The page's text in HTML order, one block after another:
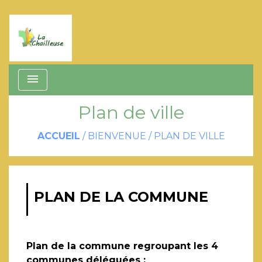
menu
Plan de ville
ACCUEIL / BIENVENUE / PLAN DE VILLE
PLAN DE LA COMMUNE
Plan de la commune regroupant les 4